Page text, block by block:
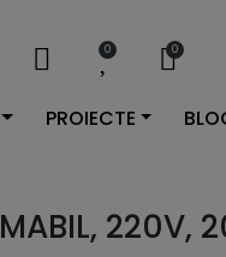
0 0
PROIECTE
220V,